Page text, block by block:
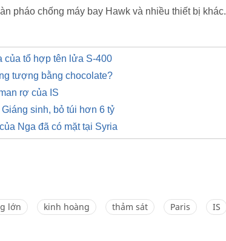
pháo chống máy bay Hawk và nhiều thiết bị khác.
của tổ hợp tên lửa S-400
tượng bằng chocolate?
rợ của IS
sinh, bỏ túi hơn 6 tỷ
Nga đã có mặt tại Syria
lớn kinh hoàng thảm sát Paris IS